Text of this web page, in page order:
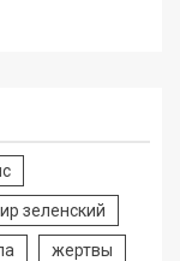
зеленский
жертвы